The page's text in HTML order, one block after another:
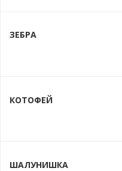
ЗЕБРА
КОТОФЕЙ
ШАЛУНИШКА